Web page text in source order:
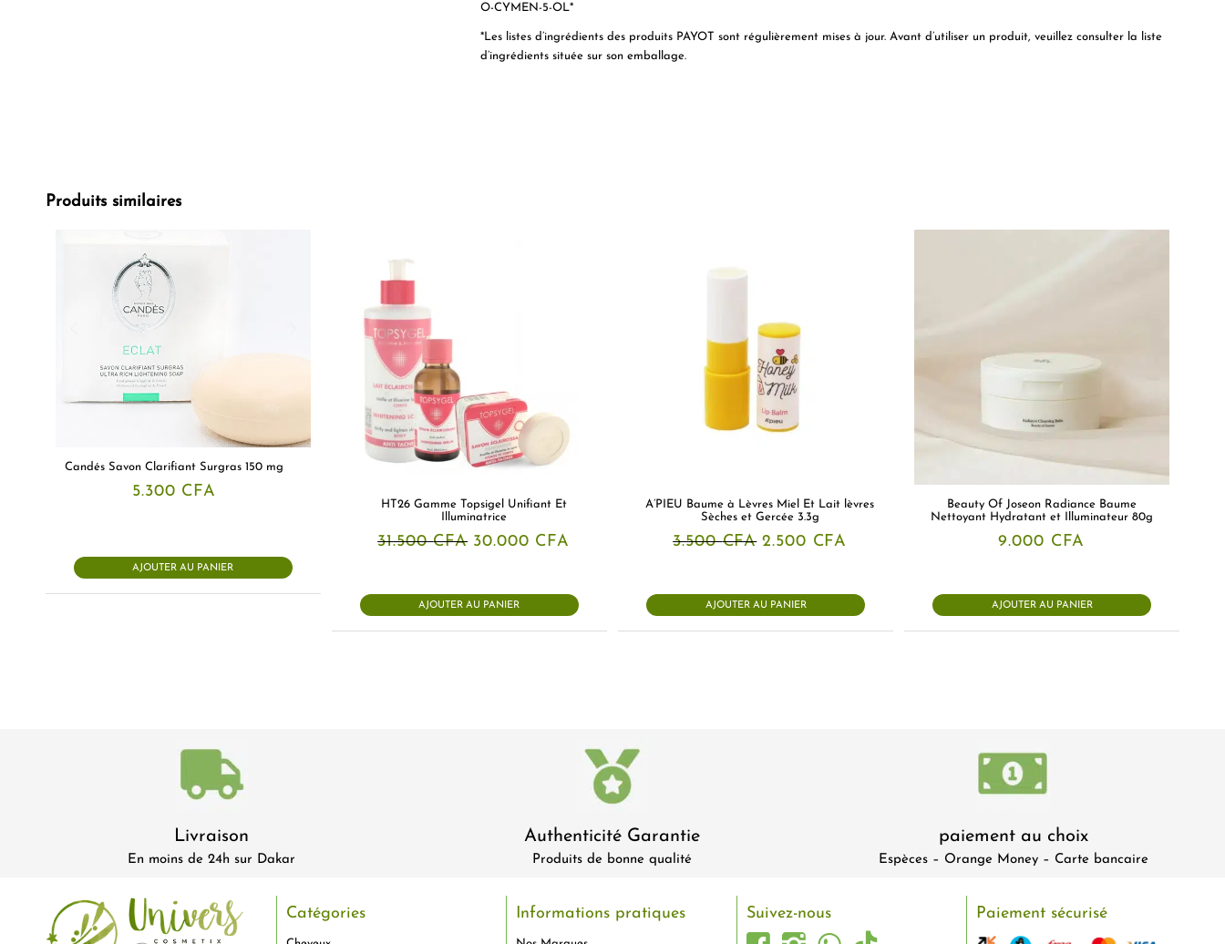
O-CYMEN-5-OL*
*Les listes d’ingrédients des produits PAYOT sont régulièrement mises à jour. Avant d’utiliser un produit, veuillez consulter la liste
d’ingrédients située sur son emballage.
Produits similaires
Candés Savon Clarifiant Surgras 150 mg
5.300 CFA
AJOUTER AU PANIER
HT26 Gamme Topsigel Unifiant Et
Illuminatrice
31.500CFA Le
31.500 CFA.
30.000 CFA
30.000 CFA.
AJOUTER AU PANIER
A’PIEU Baume à Lèvres Miel Et Lait lèvres
Sèches et Gercée 3.3g
3.500CFA Le
3.500 CFA.
2.500 CFA
2.500 CFA.
AJOUTER AU PANIER
Beauty Of Joseon Radiance Baume
Nettoyant Hydratant et Illuminateur 80g
9.000 CFA
AJOUTER AU PANIER
Livraison
En moins de 24h sur Dakar
Authenticité Garantie
Produits de bonne qualité
paiement au choix
Espèces – Orange Money – Carte bancaire
Catégories Informations pratiques Suivez-nous Paiement sécurisé